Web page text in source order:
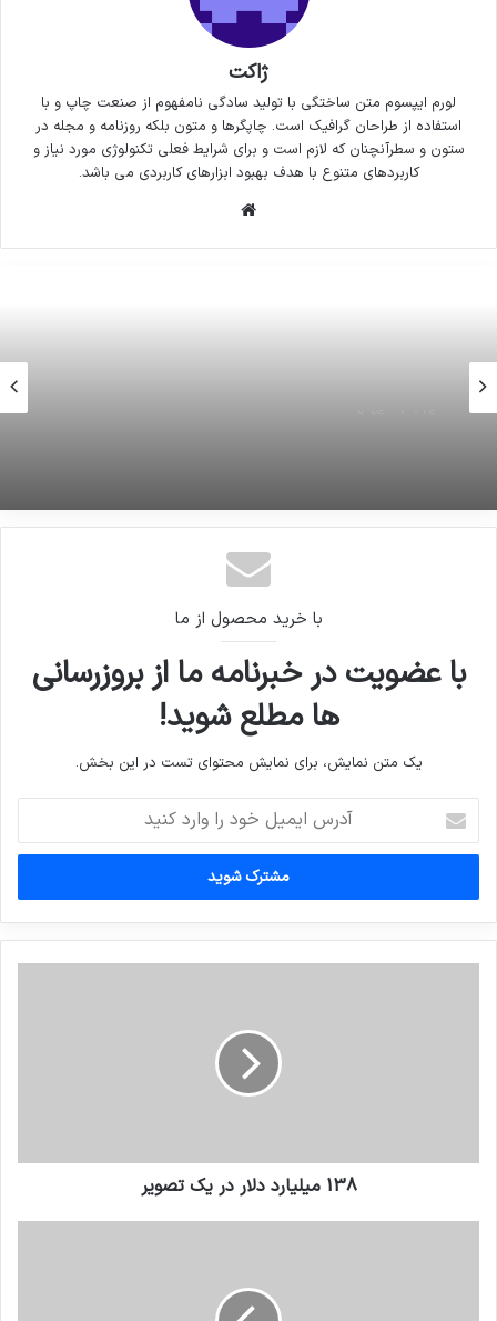
ژاکت
لورم ایپسوم متن ساختگی با تولید سادگی نامفهوم از صنعت چاپ و با
استفاده از طراحان گرافیک است. چاپگرها و متون بلکه روزنامه و مجله در
ستون و سطرآنچنان که لازم است و برای شرایط فعلی تکنولوژی مورد نیاز و
کاربردهای متنوع با هدف بهبود ابزارهای کاربردی می باشد.
امکان شناسایی مراکز پرخطر و اعلام هشدار به مردم
با خرید محصول از ما
با عضویت در خبرنامه ما از بروزرسانی
ها مطلع شوید!
یک متن نمایش، برای نمایش محتوای تست در این بخش.
ایمیل
خود
وارد
کنید
138 ميليارد دلار در يک تصوير